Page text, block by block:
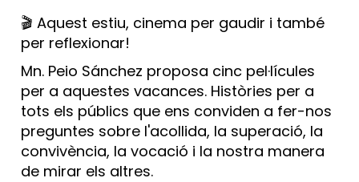
🎬 Aquest estiu, cinema per gaudir i també
per reflexionar!
Mn. Peio Sánchez proposa cinc pel·lícules
per a aquestes vacances. Històries per a
tots els públics que ens conviden a fer-nos
preguntes sobre l'acollida, la superació, la
convivència, la vocació i la nostra manera
de mirar els altres.